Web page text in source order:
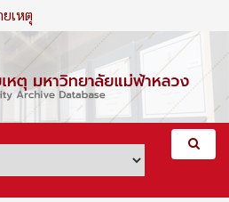
เหตุ